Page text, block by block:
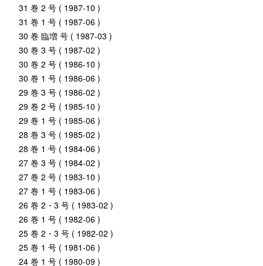
31 巻 2 号 ( 1987-10 )
31 巻 1 号 ( 1987-06 )
30 巻 臨増 号 ( 1987-03 )
30 巻 3 号 ( 1987-02 )
30 巻 2 号 ( 1986-10 )
30 巻 1 号 ( 1986-06 )
29 巻 3 号 ( 1986-02 )
29 巻 2 号 ( 1985-10 )
29 巻 1 号 ( 1985-06 )
28 巻 3 号 ( 1985-02 )
28 巻 1 号 ( 1984-06 )
27 巻 3 号 ( 1984-02 )
27 巻 2 号 ( 1983-10 )
27 巻 1 号 ( 1983-06 )
26 巻 2・3 号 ( 1983-02 )
26 巻 1 号 ( 1982-06 )
25 巻 2・3 号 ( 1982-02 )
25 巻 1 号 ( 1981-06 )
24 巻 1 号 ( 1980-09 )